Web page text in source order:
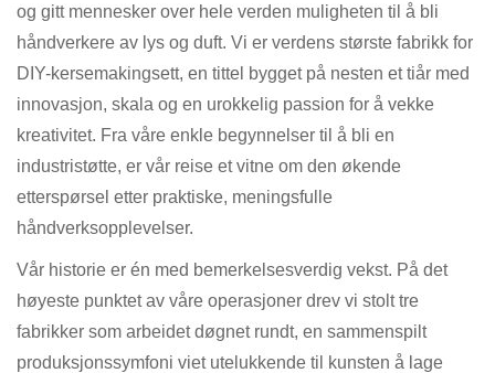
og gitt mennesker over hele verden muligheten til å bli
håndverkere av lys og duft. Vi er verdens største fabrikk for
DIY-kersemakingsett, en tittel bygget på nesten et tiår med
innovasjon, skala og en urokkelig passion for å vekke
kreativitet. Fra våre enkle begynnelser til å bli en
industristøtte, er vår reise et vitne om den økende
etterspørsel etter praktiske, meningsfulle
håndverksopplevelser.
Vår historie er én med bemerkelsesverdig vekst. På det
høyeste punktet av våre operasjoner drev vi stolt tre
fabrikker som arbeidet døgnet rundt, en sammenspilt
produksjonssymfoni viet utelukkende til kunsten å lage